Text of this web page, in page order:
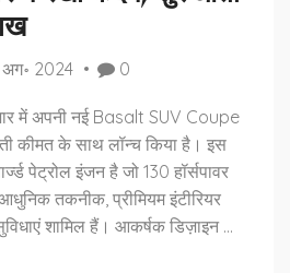
2024 0
में अपनी नई Basalt SUV Coupe
कीमत के साथ लॉन्च किया है। इस
पेट्रोल इंजन है जो 130 हॉर्सपावर
तकनीक, प्रीमियम इंटीरियर
शामिल हैं। आकर्षक डिज़ाइन के